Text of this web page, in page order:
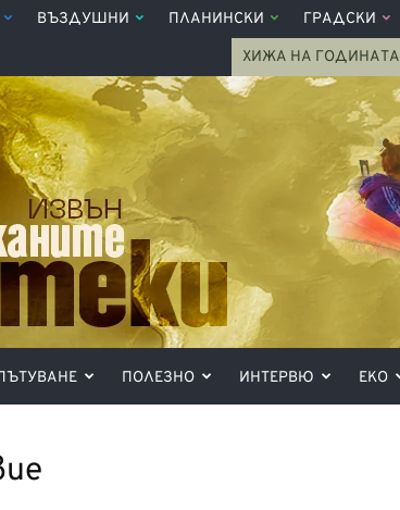
ВЪЗДУШНИ ПЛАНИНСКИ ГРАДСКИ
ХИЖА НА ГОДИНАТА
ПОЛЕЗНО ИНТЕРВЮ ЕКО